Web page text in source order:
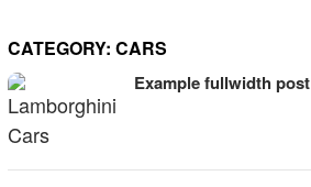
CATEGORY: CARS
Example fullwidth post